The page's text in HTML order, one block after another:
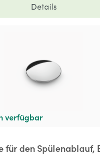
Details
verfügbar
für den Spülenablauf,